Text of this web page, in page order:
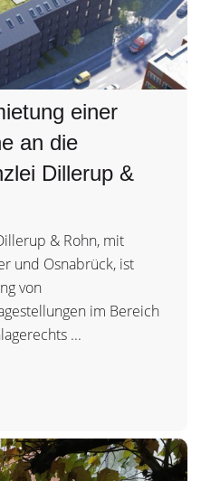
einer
an die
Dillerup &
& Rohn, mit
und Osnabrück, ist
von
im Bereich
...